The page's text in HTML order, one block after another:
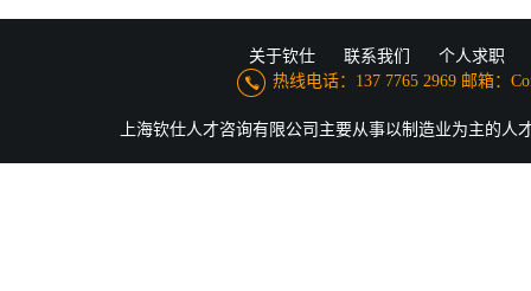
关于钦仕 联系我们
个人求职
热线电话：137 7765 2969 邮箱：
上海钦仕人才咨询有限公司主要从事以制造业为主的人